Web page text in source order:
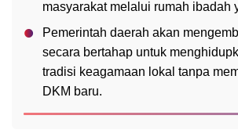
masyarakat melalui rumah ibadah
Pemerintah daerah akan
secara bertahap untuk
tradisi keagamaan lokal tanpa
DKM baru.